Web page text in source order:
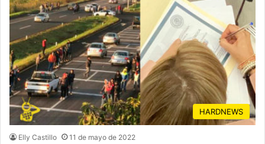
HARDNEWS
Elly Castillo 11 de mayo de 2022